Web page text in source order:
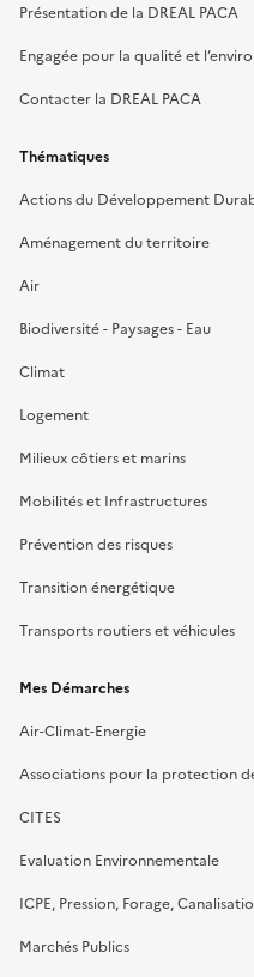
Présentation de la DREAL PACA
Engagée pour la qualité et
Contacter la DREAL PACA
Thématiques
Actions du Développement
Aménagement du territoire
Air
Biodiversité - Paysages - Eau
Climat
Logement
Milieux côtiers et marins
Mobilités et Infrastructures
Prévention des risques
Transition énergétique
Transports routiers et véhicules
Mes Démarches
Air-Climat-Energie
Associations pour la protection
CITES
Evaluation Environnementale
ICPE, Pression, Forage,
Marchés Publics